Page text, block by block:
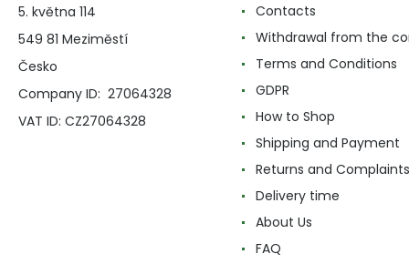
5. května 114
549 81 Meziměstí
Česko
Company ID: 27064328
VAT ID: CZ27064328
Contacts
Withdrawal from the
Terms and Conditions
GDPR
How to Shop
Shipping and Payment
Returns and Complaints
Delivery time
About Us
FAQ